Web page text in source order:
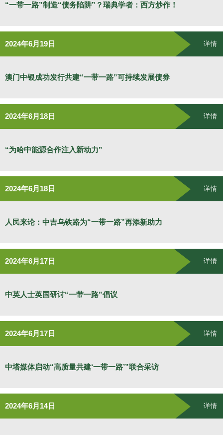
“一带一路”制造“债务陷阱”？瑞典学者：西方炒作！
2024年6月19日
澳门中银成功发行共建“一带一路”可持续发展债券
详情
2024年6月18日
“为哈中能源合作注入新动力”
详情
2024年6月18日
人民来论：中吉乌铁路为“一带一路”再添新助力
详情
2024年6月17日
中英人士英国研讨“一带一路”倡议
详情
2024年6月17日
中塔媒体启动“高质量共建‘一带一路’”联合采访
详情
2024年6月14日 详情